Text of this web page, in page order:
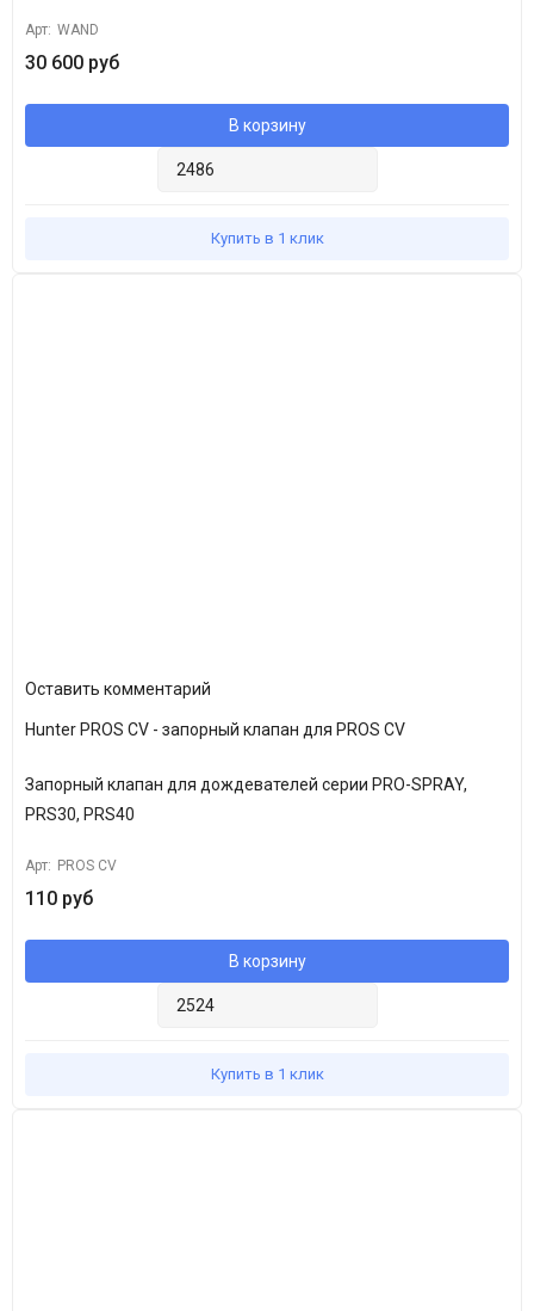
Арт: WAND
30 600 руб
В корзину
Купить в 1 клик
Оставить комментарий
Hunter PROS CV - запорный клапан для PROS CV
Запорный клапан для дождевателей серии PRO-SPRAY,
PRS30, PRS40
Арт: PROS CV
110 руб
В корзину
Купить в 1 клик